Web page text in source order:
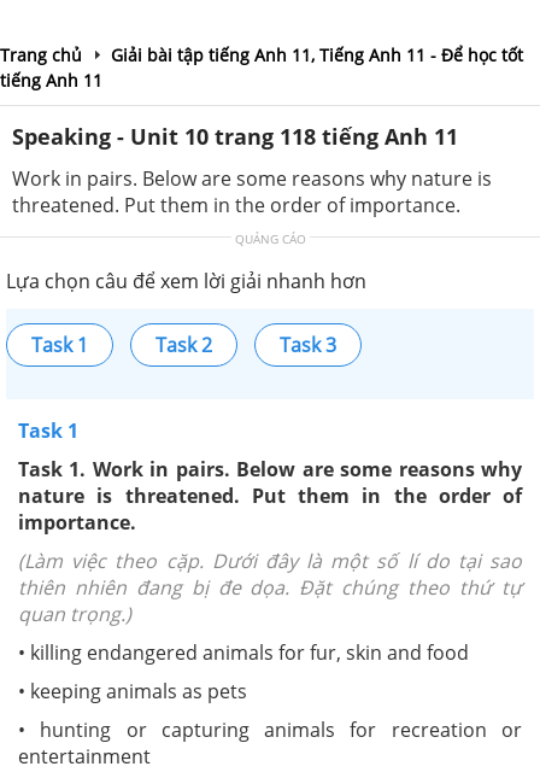
Trang chủ
Giải bài tập tiếng Anh 11, Tiếng Anh 11 - Để học tốt
tiếng Anh 11
Speaking - Unit 10 trang 118 tiếng Anh 11
Work in pairs. Below are some reasons why nature is
threatened. Put them in the order of importance.
QUẢNG CÁO
Lựa chọn câu để xem lời giải nhanh hơn
Task 1 Task 2 Task 3
Task 1
Task 1. Work in pairs. Below are some reasons why
nature is threatened. Put them in the order of
importance.
(Làm việc theo cặp. Dưới đây là một số lí do tại sao
thiên nhiên đang bị đe dọa. Đặt chúng theo thứ tự
quan trọng.)
• killing endangered animals for fur, skin and food
• keeping animals as pets
• hunting or capturing animals for recreation or
entertainment